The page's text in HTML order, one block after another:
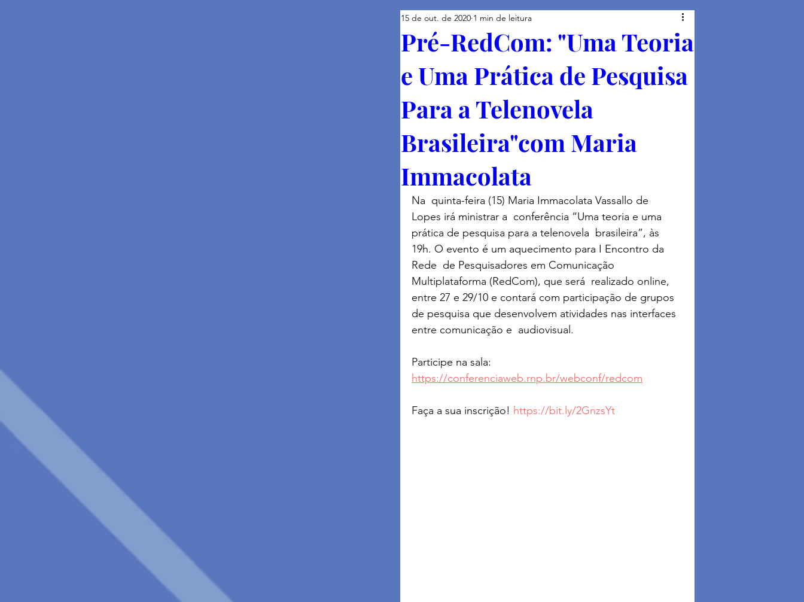
Pré-RedCom: "Uma Teoria
e Uma Prática de Pesquisa
Para a Telenovela
Brasileira"com Maria
Immacolata
15 de out. de 2020 1 min de leitura
Na  quinta-feira (15) Maria Immacolata Vassallo de
Lopes irá ministrar a  conferência “Uma teoria e uma
prática de pesquisa para a telenovela  brasileira”, às
19h. O evento é um aquecimento para I Encontro da
Rede  de Pesquisadores em Comunicação
Multiplataforma (RedCom), que será  realizado online,
entre 27 e 29/10 e contará com participação de grupos
de pesquisa que desenvolvem atividades nas interfaces
entre comunicação e  audiovisual.
Participe na sala:
https://conferenciaweb.rnp.br/webconf/redcom
Faça a sua inscrição! https://bit.ly/2GnzsYt